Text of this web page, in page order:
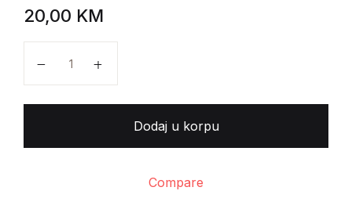
20,00 KM
Dodaj u korpu
Compare